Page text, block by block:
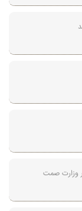
وزارت صمت